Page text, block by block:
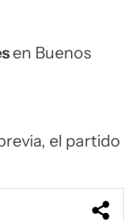
en Buenos
el partido